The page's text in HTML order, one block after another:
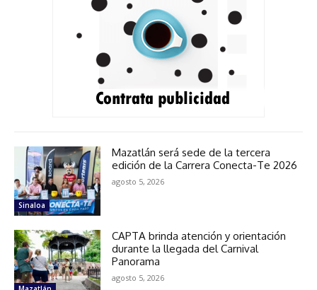
Sinaloa
Mazatlán será sede de la tercera
edición de la Carrera Conecta-Te 2026
agosto 5, 2026
CAPTA brinda atención y orientación
durante la llegada del Carnival
Panorama
agosto 5, 2026